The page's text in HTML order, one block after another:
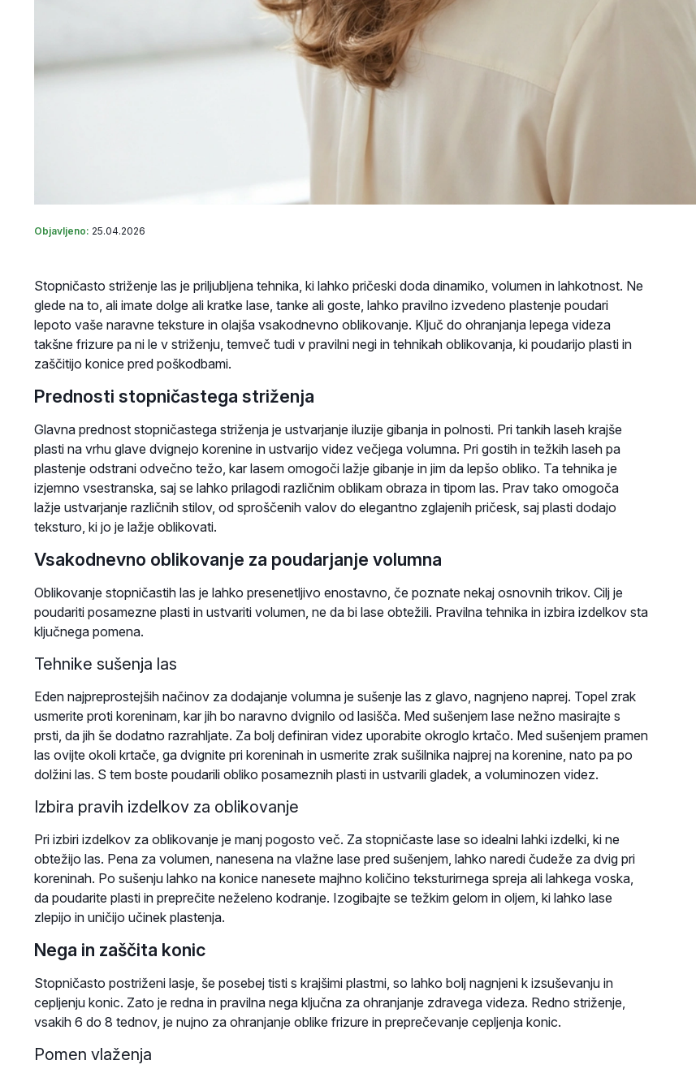
Objavljeno: 25.04.2026
Stopničasto striženje las je priljubljena tehnika, ki lahko pričeski doda dinamiko, volumen in lahkotnost. Ne
glede na to, ali imate dolge ali kratke lase, tanke ali goste, lahko pravilno izvedeno plastenje poudari
lepoto vaše naravne teksture in olajša vsakodnevno oblikovanje. Ključ do ohranjanja lepega videza
takšne frizure pa ni le v striženju, temveč tudi v pravilni negi in tehnikah oblikovanja, ki poudarijo plasti in
zaščitijo konice pred poškodbami.
Prednosti stopničastega striženja
Glavna prednost stopničastega striženja je ustvarjanje iluzije gibanja in polnosti. Pri tankih laseh krajše
plasti na vrhu glave dvignejo korenine in ustvarijo videz večjega volumna. Pri gostih in težkih laseh pa
plastenje odstrani odvečno težo, kar lasem omogoči lažje gibanje in jim da lepšo obliko. Ta tehnika je
izjemno vsestranska, saj se lahko prilagodi različnim oblikam obraza in tipom las. Prav tako omogoča
lažje ustvarjanje različnih stilov, od sproščenih valov do elegantno zglajenih pričesk, saj plasti dodajo
teksturo, ki jo je lažje oblikovati.
Vsakodnevno oblikovanje za poudarjanje volumna
Oblikovanje stopničastih las je lahko presenetljivo enostavno, če poznate nekaj osnovnih trikov. Cilj je
poudariti posamezne plasti in ustvariti volumen, ne da bi lase obtežili. Pravilna tehnika in izbira izdelkov sta
ključnega pomena.
Tehnike sušenja las
Eden najpreprostejših načinov za dodajanje volumna je sušenje las z glavo, nagnjeno naprej. Topel zrak
usmerite proti koreninam, kar jih bo naravno dvignilo od lasišča. Med sušenjem lase nežno masirajte s
prsti, da jih še dodatno razrahljate. Za bolj definiran videz uporabite okroglo krtačo. Med sušenjem pramen
las ovijte okoli krtače, ga dvignite pri koreninah in usmerite zrak sušilnika najprej na korenine, nato pa po
dolžini las. S tem boste poudarili obliko posameznih plasti in ustvarili gladek, a voluminozen videz.
Izbira pravih izdelkov za oblikovanje
Pri izbiri izdelkov za oblikovanje je manj pogosto več. Za stopničaste lase so idealni lahki izdelki, ki ne
obtežijo las. Pena za volumen, nanesena na vlažne lase pred sušenjem, lahko naredi čudeže za dvig pri
koreninah. Po sušenju lahko na konice nanesete majhno količino teksturirnega spreja ali lahkega voska,
da poudarite plasti in preprečite neželeno kodranje. Izogibajte se težkim gelom in oljem, ki lahko lase
zlepijo in uničijo učinek plastenja.
Nega in zaščita konic
Stopničasto postriženi lasje, še posebej tisti s krajšimi plastmi, so lahko bolj nagnjeni k izsuševanju in
cepljenju konic. Zato je redna in pravilna nega ključna za ohranjanje zdravega videza. Redno striženje,
vsakih 6 do 8 tednov, je nujno za ohranjanje oblike frizure in preprečevanje cepljenja konic.
Pomen vlaženja